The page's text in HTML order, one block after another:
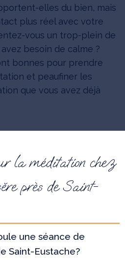
elles du bien, mais
plus réel avec votre
vous un trop-plein de
besoin de calme ?
bonnes pour prendre
et peaufiner les
que vous avez déjà
la méditation chez
près de Saint-
une séance de
Saint-Eustache?